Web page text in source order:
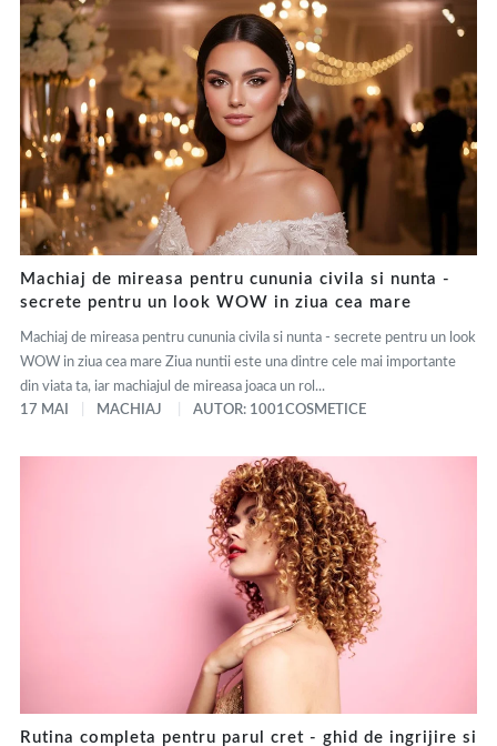
Machiaj de mireasa pentru cununia civila si nunta -
secrete pentru un look WOW in ziua cea mare
Machiaj de mireasa pentru cununia civila si nunta - secrete pentru un look
WOW in ziua cea mare Ziua nuntii este una dintre cele mai importante
din viata ta, iar machiajul de mireasa joaca un rol...
17 MAI
MACHIAJ AUTOR: 1001COSMETICE
Rutina completa pentru parul cret - ghid de ingrijire si